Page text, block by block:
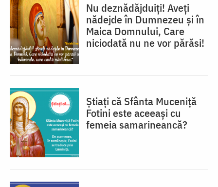
Nu deznădăjduiţi! Aveţi
nădejde în Dumnezeu şi în
Maica Domnului, Care
niciodată nu ne vor părăsi!
Știați că Sfânta Muceniță
Fotini este aceeași cu
femeia samarineancă?